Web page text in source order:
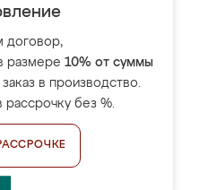
договор,
размере 10% от суммы
в производство.
рассрочку без %.